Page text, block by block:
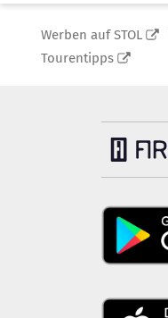
Werben auf STOL
Tourentipps